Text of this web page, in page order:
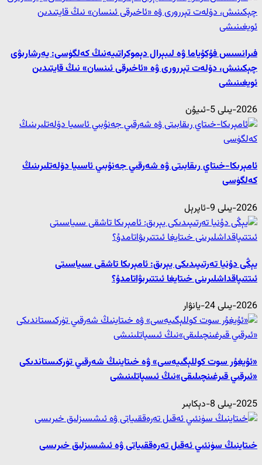
فىرانسىس فۇكۇياما ۋە لىبېرال دېموكراتىيەنىڭ كەلگۈسى: يەرشارىۋى
چېكىنىش، دۆلەت تېررورى ۋە «ئاخىرقى ئىنسان» نىڭ قايتىدىن
ئويغىنىشى
2026-يىلى 5-ئىيۇن
ئامېرىكا-خىتاي رىقابىتى ۋە شەرقىي جەنۇبىي ئاسىيا دۆلەتلىرىنىڭ
كەلگۈسى
2026-يىلى 9-ئاپرېل
يېڭى دۇنيا تەرتىپىدىكى يېرىق: ئامېرىكا تاشقى سىياسىتى
ئىتتىپاقداشلىرىنى خىتايغا ئىتتىرىۋاتامدۇ؟
2026-يىلى 24-يانۋار
«ئۇيغۇر سوت كوللېگىيەسى» ۋە خىتاينىڭ شەرقىي تۈركىستاندىكى
«ئىرقىي قىرغىنچىلىقى»نىڭ ئىسپاتلىنىشى
2025-يىلى 8-دېكابىر
خىتاينىڭ سۈنئىي ئەقىل تەرەققىياتى ۋە ئىشسىزلىق خىرىسى